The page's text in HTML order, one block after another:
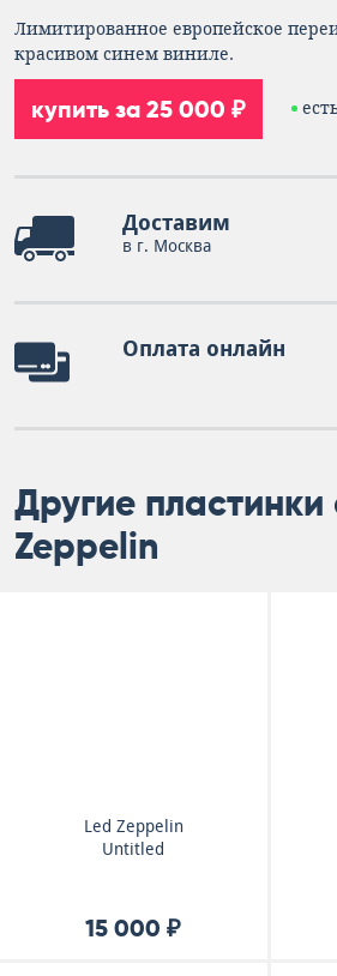
Лимитированное европейское
красивом синем виниле.
купить за 25 000 ₽
Доставим
в г. Москва
Оплата онлайн
Другие пластинки
Zeppelin
Led Zeppelin
Untitled
15 000 ₽